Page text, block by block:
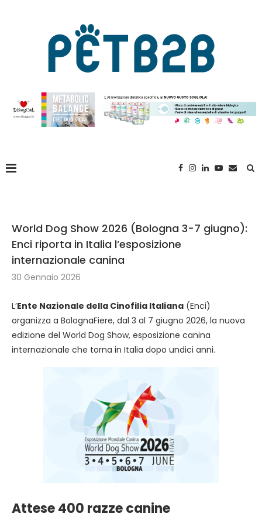
World Dog Show 2026 (Bologna 3-7 giugno):
Enci riporta in Italia l’esposizione
internazionale canina
30 Gennaio 2026
L’Ente Nazionale della Cinofilia Italiana (Enci)
organizza a BolognaFiere, dal 3 al 7 giugno 2026, la nuova
edizione del World Dog Show, esposizione canina
internazionale che torna in Italia dopo undici anni.
Attese 400 razze canine